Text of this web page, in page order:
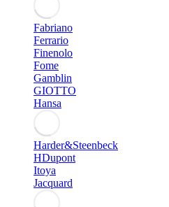
Fabriano
Ferrario
Finenolo
Fome
Gamblin
GIOTTO
Hansa
Harder&Steenbeck
HDupont
Itoya
Jacquard